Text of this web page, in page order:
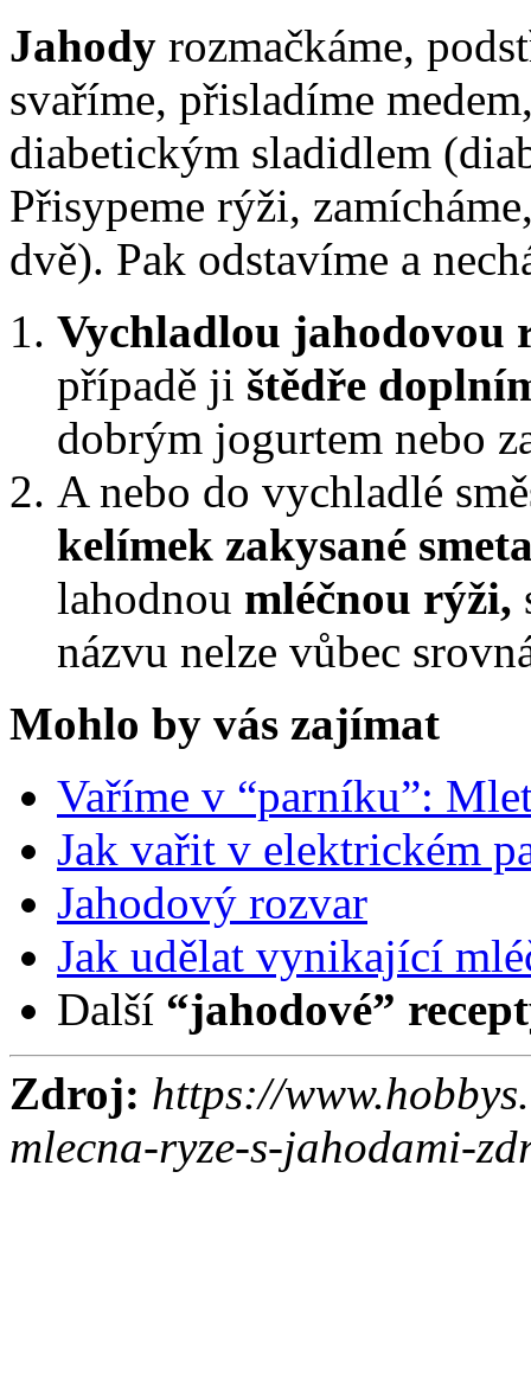
Jahody rozmačkáme,
svaříme, přisladíme
diabetickým sladidlem
Přisypeme rýži,
dvě). Pak odstavíme a
Vychladlou jahodovou
případě ji štědře
dobrým jogurtem nebo
A nebo do vychladlé
kelímek zakysané
lahodnou mléčnou rýži,
názvu nelze vůbec
Mohlo by vás zajímat
Vaříme v “parníku”:
Jak vařit v elektrickém
Jahodový rozvar
Jak udělat vynikající
Další “jahodové”
Zdroj: https://
mlecna-ryze-s-jahodami-